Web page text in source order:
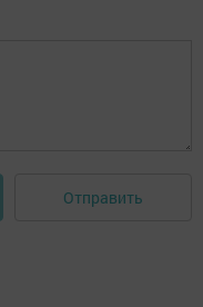
Отправить